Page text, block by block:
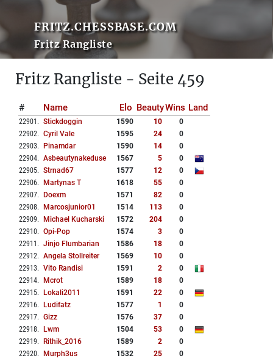
FRITZ.CHESSBASE.COM
Fritz Rangliste
Fritz Rangliste - Seite 459
# Name Elo BeautyWins Land
22901 . Stickdoggin 1590 10
0
22902. Cyril Vale 1595 24
0
22903. Pinamdar 1590 14
0
22904. Asbeautynakeduse 1567 5
0
22905. Strnad67 1577 12
0
22906. Martynas T 1618 55
0
22907. Doexm 1571 82
0
22908. Marcosjunior01 1514 113
0
22909. Michael Kucharski 1572 204
0
22910. Opi-Pop 1574 3
0
22911 . Jinjo Flumbarian 1586 18
0
22912. Angela Stollreiter 1569 10
0
22913. Vito Randisi 1591 2
0
22914. Mcrot 1589 18
0
22915. Lokali2011 1591 22
0
22916. Ludifatz 1577 1
0
22917. Gizz 1576 37
0
22918. Lwm 1504 53
0
22919. Rithik_2016 1589 2
0
22920. Murph3us 1532 25
0